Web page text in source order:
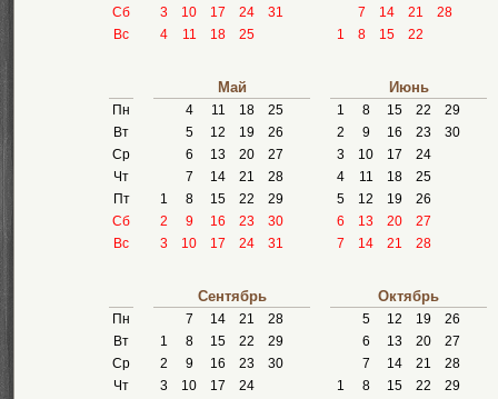
Сб
Вс
3
10 17 24
31
4
11 18 25
7
14 21
28
1
8 15 22
Пн
Вт
Ср
Чт
Пт
Сб
Вс
Май
4 11 18
25
5
12 19
26
6
13 20
27
7
14 21
28
1
8 15 22
29
2
9 16 23
30
3
10 17 24 31
Июнь
1 8 15 22
29
2
9 16 23
30
3
10 17
24
4
11 18
25
5
12 19
26
6
13 20
27
7
14 21 28
Пн
Вт
Ср
Чт
Сентябрь
7 14 21
28
1
8 15 22
29
2
9 16 23
30
3
10 17
24
Октябрь
5 12 19
26
6
13 20
27
7
14 21
28
1
8 15 22
29